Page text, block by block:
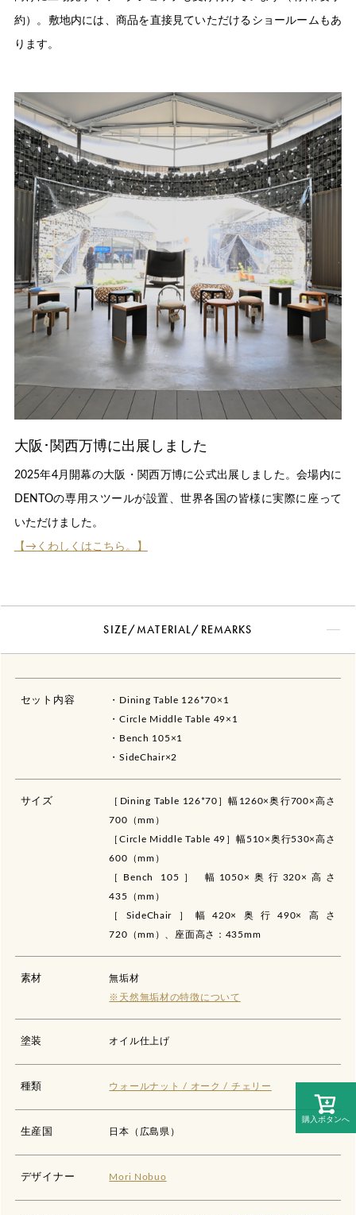
購入ボタンへ
約）。敷地内には、商品を直接見ていただけるショールームもあ
ります。
大阪･関西万博に出展しました
2025年4月開幕の大阪・関西万博に公式出展しました。会場内に
DENTOの専用スツールが設置、世界各国の皆様に実際に座って
いただけました。
【→くわしくはこちら。】
SIZE/MATERIAL/REMARKS
セット内容
・Dining Table 126*70×1
・Circle Middle Table 49×1
・Bench 105×1
・SideChair×2
サイズ
［Dining Table 126*70］幅1260×奥行700×高さ
700（mm）
［Circle Middle Table 49］幅510×奥行530×高さ
600（mm）
［Bench 105］ 幅1050×奥行320×高さ
435（mm）
［SideChair］幅420×奥行490×高さ
720（mm）、座面高さ：435mm
素材
無垢材
※天然無垢材の特徴について
塗装 オイル仕上げ
種類 ウォールナット / オーク / チェリー
生産国 日本（広島県）
デザイナー Mori Nobuo